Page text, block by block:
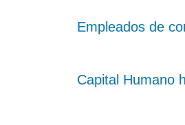
Empleados de
Capital Humano